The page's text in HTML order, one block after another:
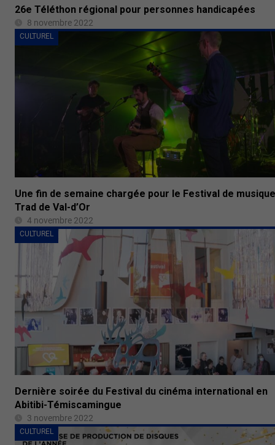
26e Téléthon régional pour personnes handicapées
8 novembre 2022
CULTUREL
Une fin de semaine chargée pour le Festival de musique
Trad de Val-d’Or
4 novembre 2022
CULTUREL
Dernière soirée du Festival du cinéma international en
Abitibi-Témiscamingue
3 novembre 2022
CULTUREL